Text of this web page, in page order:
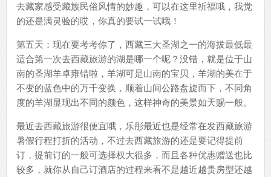
去藏家感受藏族民俗风情的妙趣，可以在这里祈福哦，我觉
的还是满灵验的哎，你真的要试一试哦！
第五天：现在要考考你了，西藏三大圣湖之一的海拔最低最
适合第一次去西藏旅游的湖是哪一个呢？没错，就是位于山
南的圣湖羊卓雍错啦，羊湖可是山南的宝贝，羊湖的美在于
不变的蓝色中的万千变换，顺着山间公路盘旋而下，不同角
度的羊湖显现出不同的颜色，这样神奇的美景如天赐一般。
最近去西藏旅游很便宜哦，乐彤最近也是经常在发西藏旅游
暑假行程打折的活动，不过去西藏旅游的还是要记得提前
订，提前订的一般可选择权大很多，而且各种优惠赠送也比
较多，就你从自己订酒店的过程来看不是越近越贵房型还越